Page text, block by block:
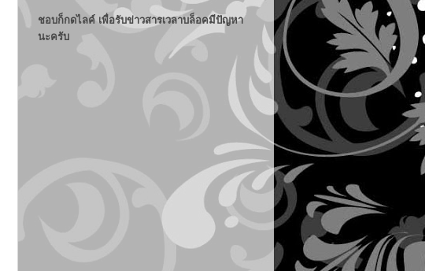
ชอบก็กดไลค์ เพื่อรับข่าวสารเวลาบล็อคมีปัญหา
นะครับ